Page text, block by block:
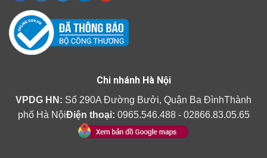
Chi nhánh Hà Nội
VPDG HN: Số 290A Đường Bưởi, Quận Ba ĐìnhThành
phố Hà NộiĐiện thoại: 0965.546.488 - 02866.83.05.65